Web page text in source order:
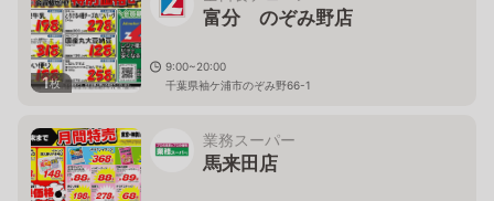
1枚
富分 のぞみ野店
9:00~20:00
千葉県袖ケ浦市のぞみ野66-1
業務スーパー
馬来田店